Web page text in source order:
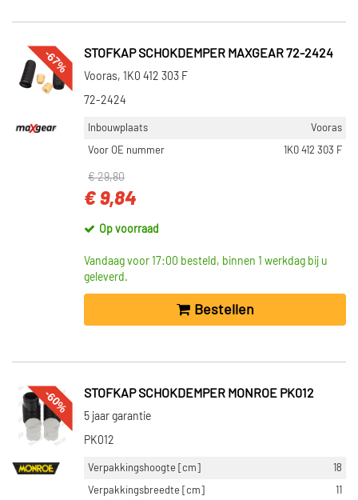
-67% STOFKAP SCHOKDEMPER MAXGEAR 72-2424
Vooras, 1K0 412 303 F
72-2424
Inbouwplaats
Vooras
Voor OE nummer
1K0 412 303 F
€ 29,80
€ 9,84
Op voorraad
Vandaag voor 17:00 besteld, binnen 1 werkdag bij u
geleverd.
Bestellen
-60% STOFKAP SCHOKDEMPER MONROE PK012
5 jaar garantie
PK012
Verpakkingshoogte [cm]
18
Verpakkingsbreedte [cm]
11